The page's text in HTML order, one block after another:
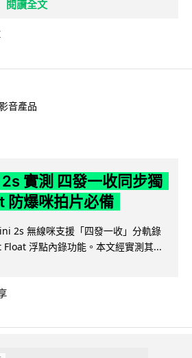
閱讀全文
音產品
實測 四發一收同步獨
防爆咪拍片必備
2s 無線咪支援「四發一收」分軌錄
浮點內錄功能。本文經實測其...